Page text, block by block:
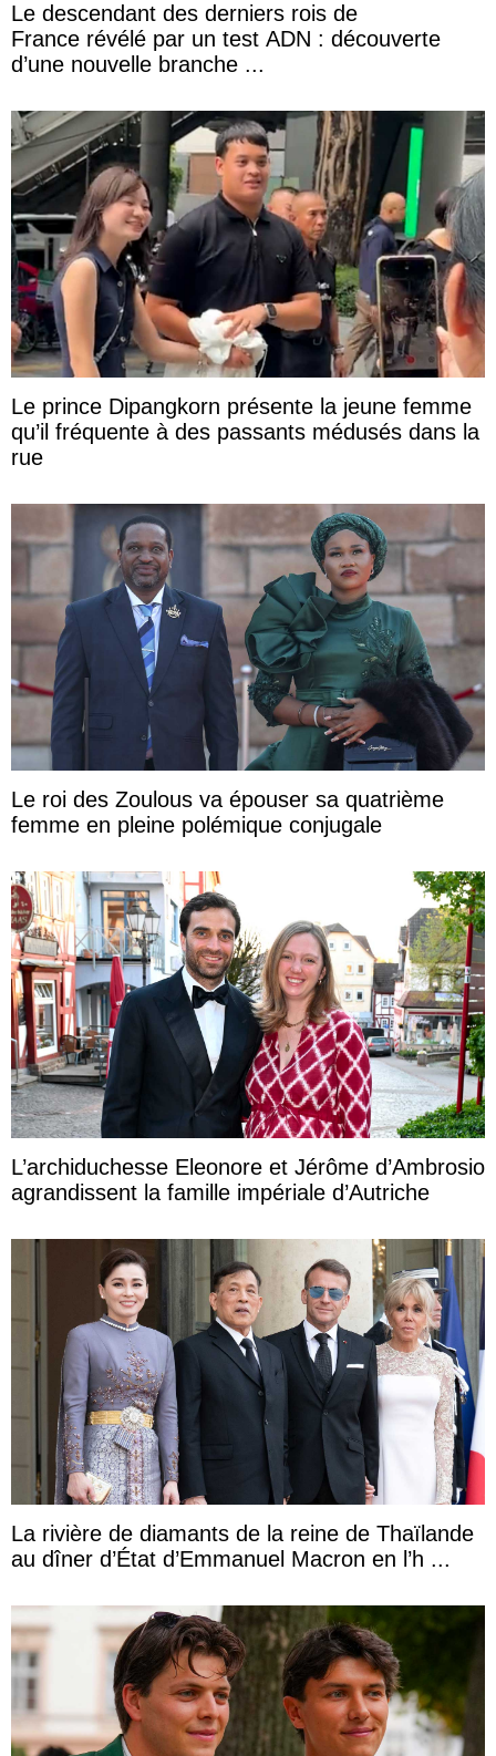
Le descendant des derniers rois de
France révélé par un test ADN : découverte
d’une nouvelle branche ...
Le prince Dipangkorn présente la jeune femme
qu’il fréquente à des passants médusés dans la
rue
Le roi des Zoulous va épouser sa quatrième
femme en pleine polémique conjugale
L’archiduchesse Eleonore et Jérôme d’Ambrosio
agrandissent la famille impériale d’Autriche
La rivière de diamants de la reine de Thaïlande
au dîner d’État d’Emmanuel Macron en l’h ...